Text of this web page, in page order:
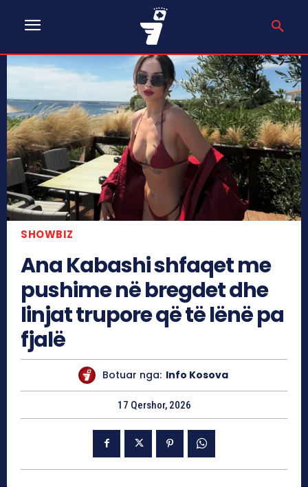
SHOWBIZ
Ana Kabashi shfaqet me
pushime në bregdet dhe
linjat trupore që të lënë pa
fjalë
Botuar nga: Info Kosova
17 Qershor, 2026